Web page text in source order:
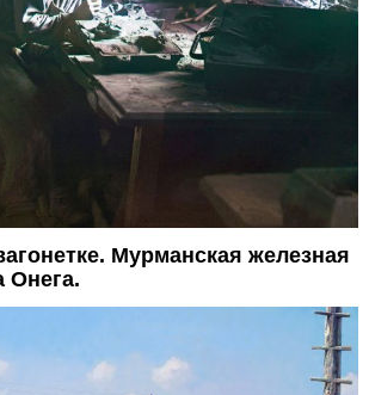
Мурманская железная
Онега.